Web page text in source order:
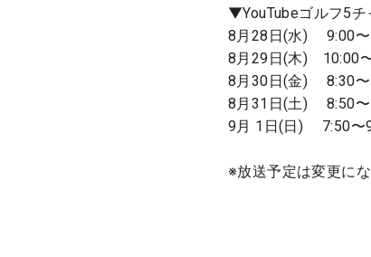
▼YouTubeゴルフ5チ
8月28日(水) 9:00〜
8月29日(木) 10:00
8月30日(金) 8:30〜
8月31日(土) 8:50〜
9月 1日(日) 7:50〜
※放送予定は変更に